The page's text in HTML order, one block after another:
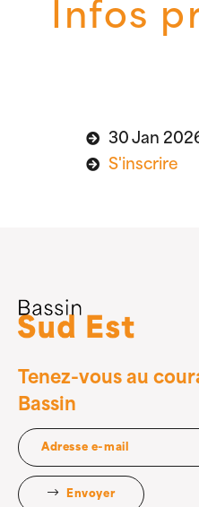
Infos
30 Jan
S'inscrire
Tenez-vous au
Bassin
Envoyer